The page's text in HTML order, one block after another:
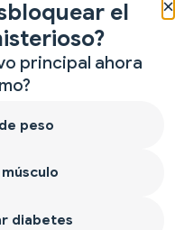
el
principal ahora
peso
diabetes